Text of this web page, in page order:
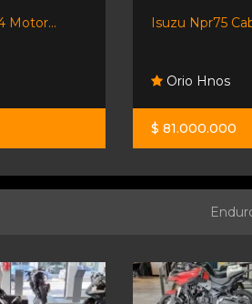
Motor... Isuzu Npr75
Orio Hnos
$ 81.000.000